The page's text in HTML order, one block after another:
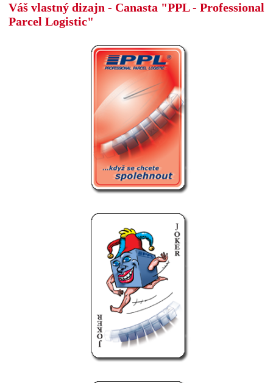
Váš vlastný dizajn - Canasta "PPL - Professional
Parcel Logistic"